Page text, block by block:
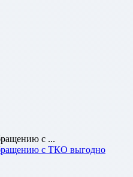
с ...
с ТКО выгодно